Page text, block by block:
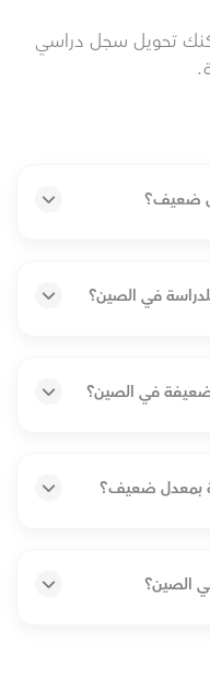
تحويل سجل دراسي
ضعيف؟
في الصين؟
في الصين؟
بمعدل ضعيف؟
الصين؟